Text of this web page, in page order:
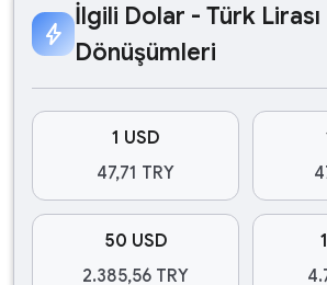
bolt
İlgili Dolar - Türk Lirası
Dönüşümleri
1 USD
47,71 TRY
50 USD
2.385,56 TRY